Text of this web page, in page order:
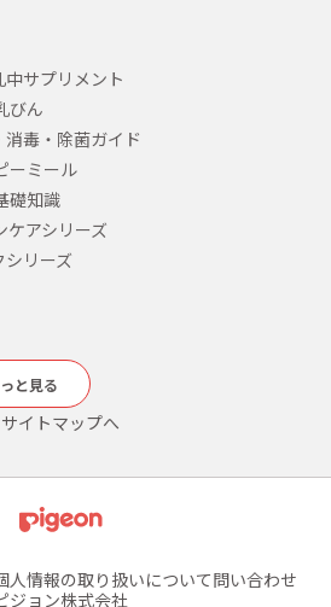
サプリメント
びん
毒・除菌ガイド
ーミール
礎知識
ケアシリーズ
リーズ
と見る
サイトマップへ
人情報の取り扱いについて問い合わせ
ジョン株式会社